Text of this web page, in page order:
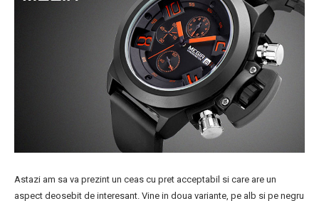
Astazi am sa va prezint un ceas cu pret acceptabil si care are un
aspect deosebit de interesant. Vine in doua variante, pe alb si pe negru